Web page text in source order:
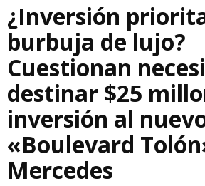
¿Inversión
burbuja de lujo?
Cuestionan
destinar $25
inversión al
«Boulevard
Mercedes